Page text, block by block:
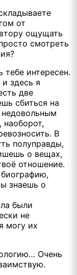
от
ощущать
смотреть
интересен.
здесь я
две
сбиться на
недовольным
наоборот,
В
полуправды,
о вещах,
отношение.
знаешь о
были
не
могу их
Очень